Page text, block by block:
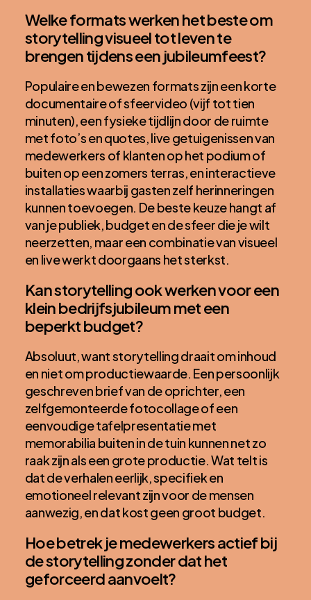
Welke formats werken het beste om
storytelling visueel tot leven te
brengen tijdens een jubileumfeest?
Populaire en bewezen formats zijn een korte
documentaire of sfeervideo (vijf tot tien
minuten), een fysieke tijdlijn door de ruimte
met foto’s en quotes, live getuigenissen van
medewerkers of klanten op het podium of
buiten op een zomers terras, en interactieve
installaties waarbij gasten zelf herinneringen
kunnen toevoegen. De beste keuze hangt af
van je publiek, budget en de sfeer die je wilt
neerzetten, maar een combinatie van visueel
en live werkt doorgaans het sterkst.
Kan storytelling ook werken voor een
klein bedrijfsjubileum met een
beperkt budget?
Absoluut, want storytelling draait om inhoud
en niet om productiewaarde. Een persoonlijk
geschreven brief van de oprichter, een
zelfgemonteerde fotocollage of een
eenvoudige tafelpresentatie met
memorabilia buiten in de tuin kunnen net zo
raak zijn als een grote productie. Wat telt is
dat de verhalen eerlijk, specifiek en
emotioneel relevant zijn voor de mensen
aanwezig, en dat kost geen groot budget.
Hoe betrek je medewerkers actief bij
de storytelling zonder dat het
geforceerd aanvoelt?